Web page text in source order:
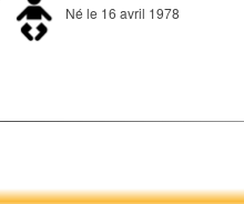
Né le 16 avril 1978